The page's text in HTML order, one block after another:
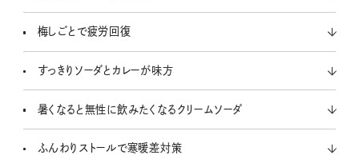
梅しごとで疲労回復
すっきりソーダとカレーが味方
暑くなると無性に飲みたくなるクリームソーダ
ふんわりストールで寒暖差対策